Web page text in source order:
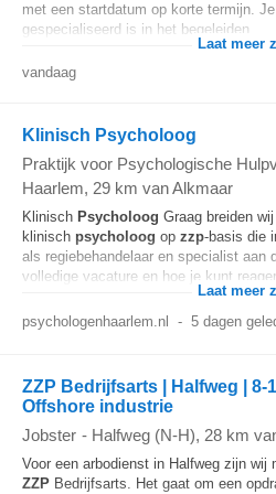
met een startdatum op korte termijn.
gespecialiseerd is in het begeleiden...
Laat meer
vandaag
Klinisch Psycholoog
Praktijk voor Psychologische
Haarlem, 29 km van Alkmaar
Klinisch Psycholoog Graag breiden
klinisch psycholoog op zzp-basis die
als regiebehandelaar en specialist aan
volledige vacature en hoe je kunt
Laat meer
psychologenhaarlem.nl - 5 dagen
ZZP Bedrijfsarts | Halfweg | 8-
Offshore industrie
Jobster - Halfweg (N-H), 28 km
Voor een arbodienst in Halfweg zijn wij
ZZP Bedrijfsarts. Het gaat om een